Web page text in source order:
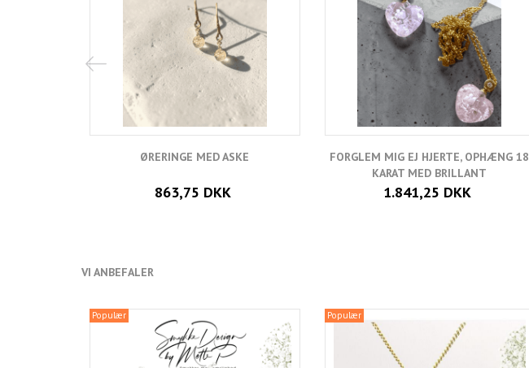
ØRERINGE MED ASKE
863,75 DKK
FORGLEM MIG EJ HJERTE, OPHÆNG 18
KARAT MED BRILLANT
1.841,25 DKK
VI ANBEFALER
Populær Populær